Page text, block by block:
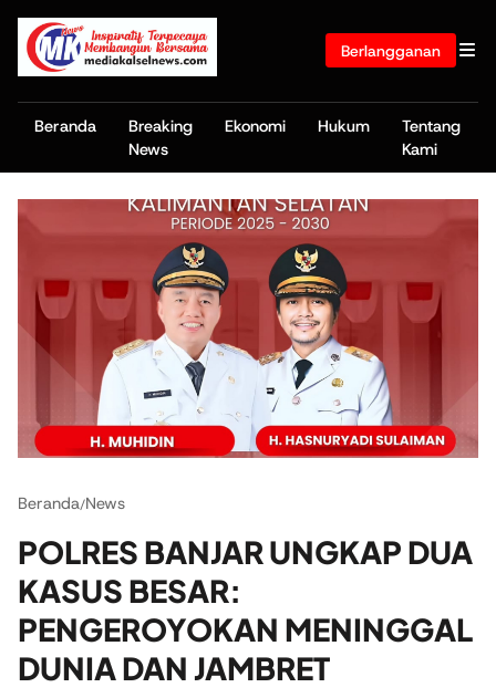
Berlangganan
Beranda
Breaking
News
Ekonomi Hukum
Tentang
Kami
Beranda/News
POLRES BANJAR UNGKAP DUA
KASUS BESAR:
PENGEROYOKAN MENINGGAL
DUNIA DAN JAMBRET